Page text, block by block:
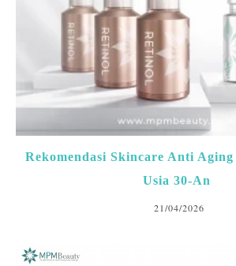
Rekomendasi Skincare Anti
Usia 30-An
21/04/2026